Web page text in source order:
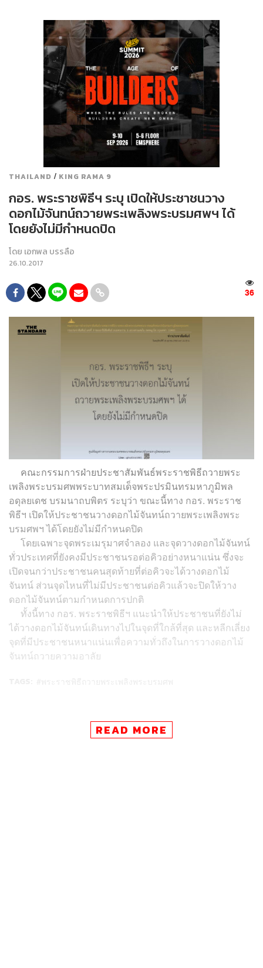
THAILAND / KING RAMA 9
กอร. พระราชพิธีฯ ระบุ เปิดให้ประชาชนวาง
ดอกไม้จันทน์ถวายพระเพลิงพระบรมศพฯ ได้
โดยยังไม่มีกำหนดปิด
โดย เอกพล บรรลือ
26.10.2017
36
คณะกรรมการฝ่ายประชาสัมพันธ์พระราชพิธีถวายพระ
เพลิงพระบรมศพพระบาทสมเด็จพระปรมินทรมหาภูมิพล
อดุลยเดช บรมนาถบพิตร ระบุว่า ขณะนี้ทาง กอร. พระราช
พิธีฯ เปิดให้ประชาชนวางดอกไม้จันทน์ถวายพระเพลิงพระ
บรมศพฯ ได้โดยยังไม่มีกำหนดปิด
โดยเฉพาะจุดพระเมรุมาศจำลอง และจุดวางดอกไม้จันทน์
ทั่วประเทศที่ยังคงมีประชาชนรอต่อคิวอย่างหนาแน่น ซึ่งจะ
เปิดจนกว่าประชาชนคนสุดท้ายที่ต่อคิวจะได้วางดอกไม้
จันทน์ ส่วนจุดไหนที่ไม่มีประชาชนต่อคิวแล้วจะปิดให้วาง
ดอกไม้จันทน์ตามกำหนดการปกติ
ทั้งนี้ทาง กอร. พระราชพิธีฯ แนะนำให้ประชาชนที่ยังไม่
ได้วางดอกไม้จันทน์เดินทางไปในจุดที่ใกล้ที่สุด และหลีกเลี่ยง
จุดที่มีประชาชนหนาแน่นเพื่อความทั่วถึงในการวางดอกไม้
จันทน์ถวายความอาลัย
READ MORE